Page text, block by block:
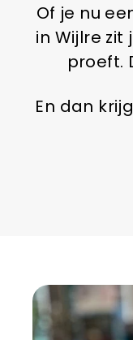
Of je nu
in Wijlre
proeft.
En dan